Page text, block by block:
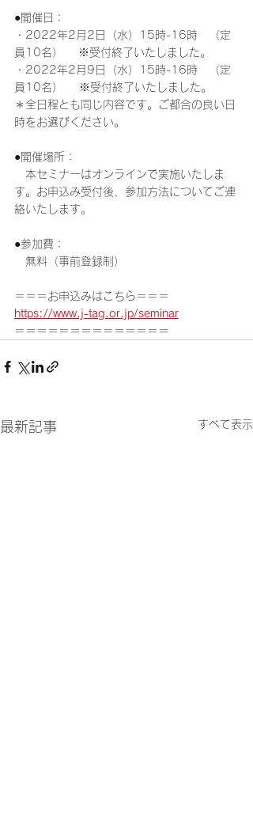
●開催日：
・2022年2月2日（水）15時-16時　（定
員10名） 　※受付終了いたしました。
・2022年2月9日（水）15時-16時　（定
員10名）    ※受付終了いたしました。
＊全日程とも同じ内容です。ご都合の良い日
時をお選びください。
●開催場所：
本セミナーはオンラインで実施いたしま
す。お申込み受付後、参加方法についてご連
絡いたします。
●参加費：
無料（事前登録制）
＝＝＝お申込みはこちら＝＝＝
https://www.j-tag.or.jp/seminar
＝＝＝＝＝＝＝＝＝＝＝＝＝＝
最新記事 すべて表示